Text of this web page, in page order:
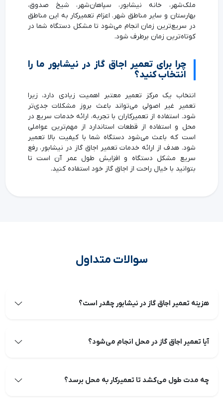
ملک‌شهر، خانه نیشابور، سپاهان‌شهر، شیخ صدوق،
بهارستان و سایر مناطق شهر. اعزام تعمیرکار به این مناطق
در سریع‌ترین زمان انجام می‌شود تا مشکل دستگاه شما در
کوتاه‌ترین زمان برطرف شود.
چرا برای تعمیر اجاق گاز در نیشابور ما را
انتخاب کنید؟
انتخاب یک مرکز تعمیر معتبر اهمیت زیادی دارد، زیرا
تعمیر غیر اصولی می‌تواند باعث بروز مشکلات جدی‌تر
شود. استفاده از تعمیرکاران با تجربه، ارائه خدمات سریع در
محل و استفاده از قطعات استاندارد از مهم‌ترین عواملی
است که باعث می‌شود دستگاه شما با کیفیت بالا تعمیر
شود. هدف از ارائه خدمات تعمیر اجاق گاز در نیشابور، رفع
سریع مشکل دستگاه و افزایش طول عمر آن است تا
بتوانید با خیال راحت از اجاق گاز خود استفاده کنید.
سوالات متداول
هزینه تعمیر اجاق گاز در نیشابور چقدر است؟
آیا تعمیر اجاق گاز در محل انجام می‌شود؟
چه مدت طول می‌کشد تا تعمیرکار به محل برسد؟